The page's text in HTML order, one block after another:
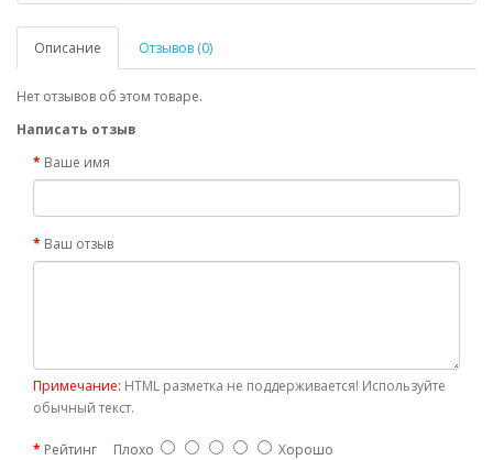
Описание Отзывов (0)
Нет отзывов об этом товаре.
Написать отзыв
Ваше имя
Ваш отзыв
Примечание: HTML разметка не поддерживается! Используйте
обычный текст.
Рейтинг Плохо Хорошо